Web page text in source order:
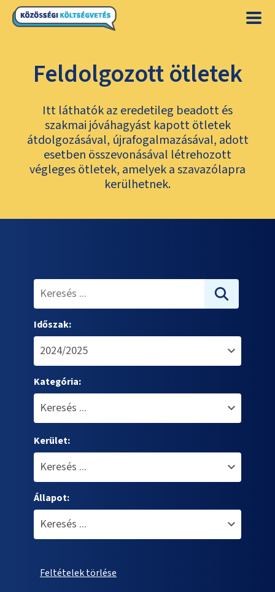
Feldolgozott ötletek
Itt láthatók az eredetileg beadott és
szakmai jóváhagyást kapott ötletek
átdolgozásával, újrafogalmazásával, adott
esetben összevonásával létrehozott
végleges ötletek, amelyek a szavazólapra
kerülhetnek.
Időszak:
Kategória:
Kerület:
Állapot:
Feltételek törlése